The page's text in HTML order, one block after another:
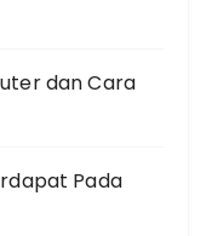
dan Cara
Pada